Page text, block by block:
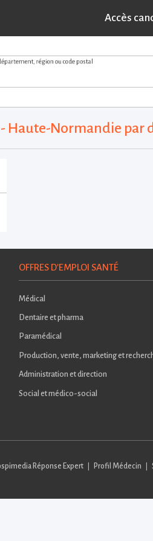
Accès
région ou code postal
Haute-Normandie par
OFFRES D'EMPLOI SANTÉ
Médical
Dentaire et pharma
Paramédical
Production, vente, marketing et
Administration et direction
Social et médico-social
Réponse Expert Profil Médecin